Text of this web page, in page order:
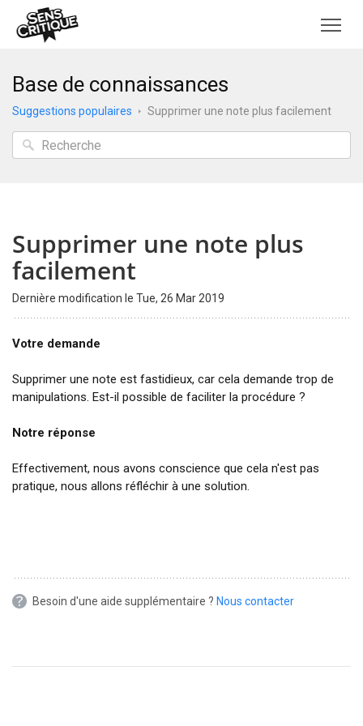
Base de connaissances
Suggestions populaires Supprimer une note plus facilement
Supprimer une note plus
facilement
Dernière modification le Tue, 26 Mar 2019
Votre demande
Supprimer une note est fastidieux, car cela demande trop de
manipulations. Est-il possible de faciliter la procédure ?
Notre réponse
Effectivement, nous avons conscience que cela n'est pas
pratique, nous allons réfléchir à une solution.
Besoin d'une aide supplémentaire ? Nous contacter